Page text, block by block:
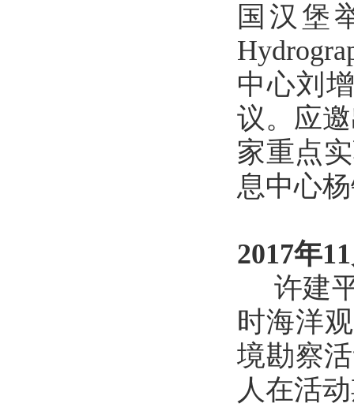
国汉堡
中心刘
议。应
家重点
息中心
2017年
许建平
时海洋
境勘察
人在活